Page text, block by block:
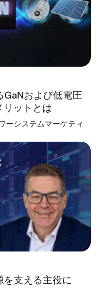
GaNおよび低電圧
リットとは
ーシステムマーケティ
支える主役に